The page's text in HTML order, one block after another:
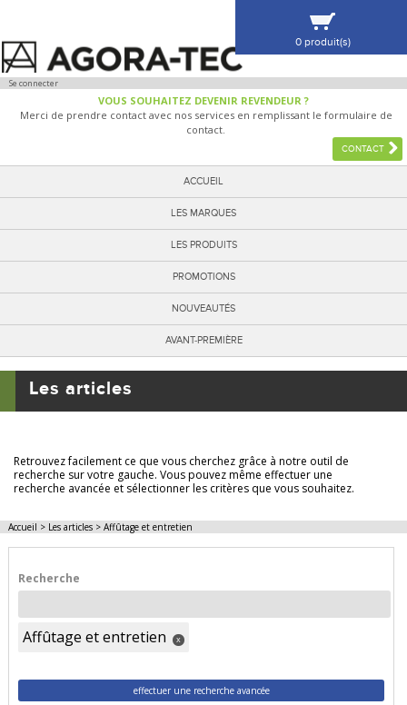
Se connecter
VOUS SOUHAITEZ DEVENIR REVENDEUR ?
Merci de prendre contact avec nos services en remplissant le formulaire de
contact.
CONTACT
ACCUEIL
LES MARQUES
LES PRODUITS
PROMOTIONS
NOUVEAUTÉS
AVANT-PREMIÈRE
0 produit(s)
VOIR MA SÉLECTION
Les articles
Retrouvez facilement ce que vous cherchez grâce à notre outil de
recherche sur votre gauche. Vous pouvez même effectuer une
recherche avancée et sélectionner les critères que vous souhaitez.
Accueil > Les articles> Affûtage et entretien
Recherche
Affûtage et entretien x
effectuer une recherche avancée